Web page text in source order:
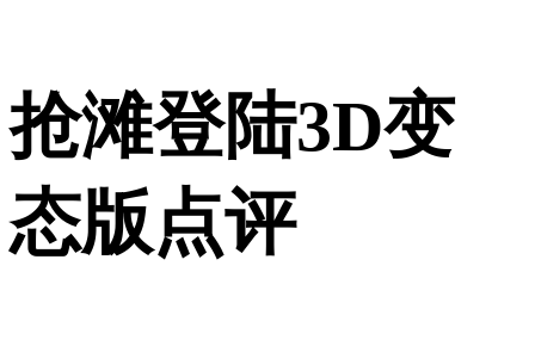
抢滩登陆3D变
态版点评